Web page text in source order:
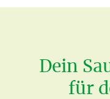
Dein
für